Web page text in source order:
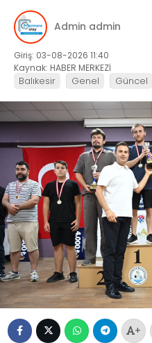
Admin admin
Giriş: 03-08-2026 11:40
Kaynak: HABER MERKEZİ
Balıkesir Genel Güncel
+